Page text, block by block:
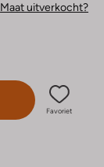
Maat uitverkocht?
Favoriet